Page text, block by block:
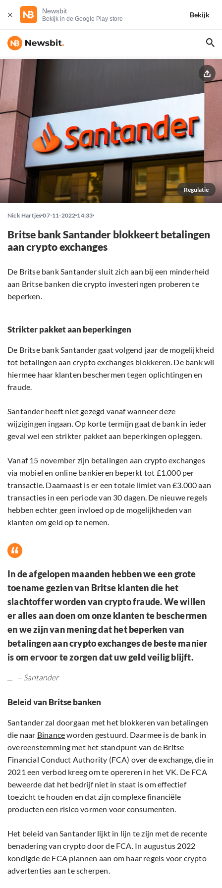
Newsbit
Bekijk in de Google Play store
Bekijk
Regulatie
Nick Hartjes 07-11-2022 14:33
Britse bank Santander blokkeert betalingen
aan crypto exchanges
De Britse bank Santander sluit zich aan bij een minderheid
aan Britse banken die crypto investeringen proberen te
beperken.
Strikter pakket aan beperkingen
De Britse bank Santander gaat volgend jaar de mogelijkheid
tot betalingen aan crypto exchanges blokkeren. De bank wil
hiermee haar klanten beschermen tegen oplichtingen en
fraude.
Santander heeft niet gezegd vanaf wanneer deze
wijzigingen ingaan. Op korte termijn gaat de bank in ieder
geval wel een strikter pakket aan beperkingen opleggen.
Vanaf 15 november zijn betalingen aan crypto exchanges
via mobiel en online bankieren beperkt tot £1.000 per
transactie. Daarnaast is er een totale limiet van £3.000 aan
transacties in een periode van 30 dagen. De nieuwe regels
hebben echter geen invloed op de mogelijkheden van
klanten om geld op te nemen.
In de afgelopen maanden hebben we een grote
toename gezien van Britse klanten die het
slachtoffer worden van crypto fraude. We willen
er alles aan doen om onze klanten te beschermen
en we zijn van mening dat het beperken van
betalingen aan crypto exchanges de beste manier
is om ervoor te zorgen dat uw geld veilig blijft.
– Santander
Beleid van Britse banken
Santander zal doorgaan met het blokkeren van betalingen
die naar Binanceworden gestuurd. Daarmee is de bank in
overeenstemming met het standpunt van de Britse
Financial Conduct Authority (FCA) over de exchange, die in
2021 een verbod kreeg om te opereren in het VK. De FCA
beweerde dat het bedrijf niet in staat is om effectief
toezicht te houden en dat zijn complexe financiële
producten een risico vormen voor consumenten.
Het beleid van Santander lijkt in lijn te zijn met de recente
benadering van crypto door de FCA. In augustus 2022
kondigde de FCA plannen aan om haar regels voor crypto
advertenties aan te scherpen.